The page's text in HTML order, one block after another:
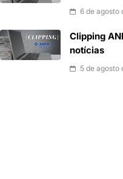
6 de agosto
Clipping
notícias
5 de agosto